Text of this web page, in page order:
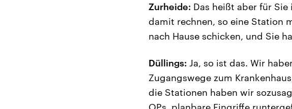
Zurheide: Das heißt aber für
damit rechnen, so eine Station
nach Hause schicken, und Sie
Düllings: Ja, so ist das. Wir
Zugangswege zum
die Stationen haben wir